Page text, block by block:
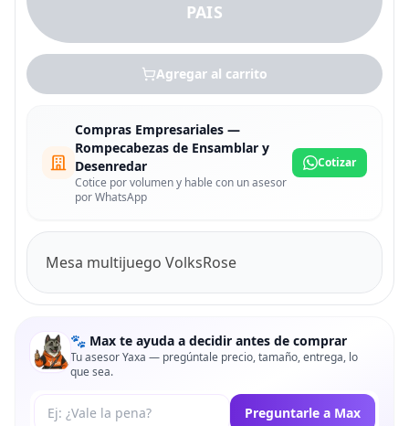
PAIS
Agregar al carrito
Compras Empresariales —
Rompecabezas de Ensamblar y
Desenredar
Cotice por volumen y hable con un asesor
por WhatsApp
Cotizar
Mesa multijuego VolksRose
🐾 Max te ayuda a decidir antes de comprar
Tu asesor Yaxa — pregúntale precio, tamaño, entrega, lo
que sea.
Tu pregunta a Max Preguntarle a Max